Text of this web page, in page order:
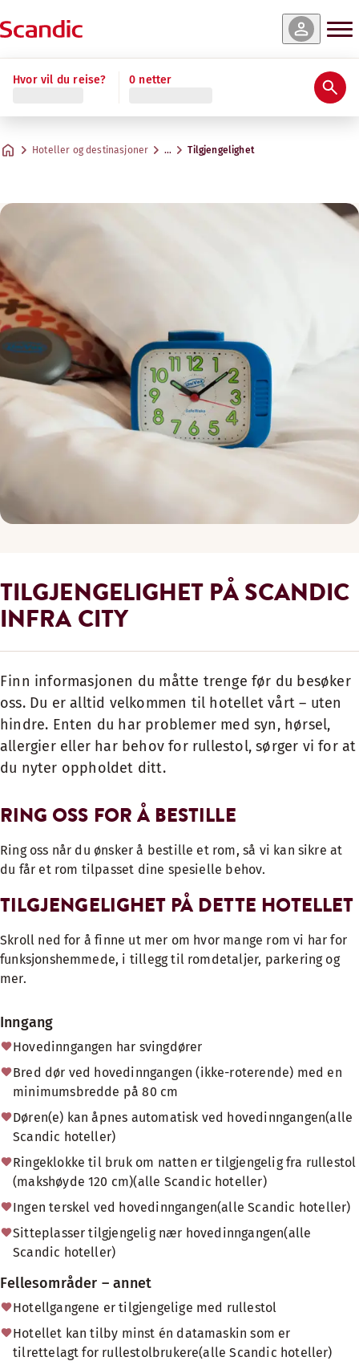
Hvor vil du reise? 0 netter
Hoteller og destinasjoner … Tilgjengelighet
TILGJENGELIGHET PÅ SCANDIC
INFRA CITY
Finn informasjonen du måtte trenge før du besøker
oss. Du er alltid velkommen til hotellet vårt – uten
hindre. Enten du har problemer med syn, hørsel,
allergier eller har behov for rullestol, sørger vi for at
du nyter oppholdet ditt.
RING OSS FOR Å BESTILLE
Ring oss når du ønsker å bestille et rom, så vi kan sikre at
du får et rom tilpasset dine spesielle behov.
TILGJENGELIGHET PÅ DETTE HOTELLET
Skroll ned for å finne ut mer om hvor mange rom vi har for
funksjonshemmede, i tillegg til romdetaljer, parkering og
mer.
Inngang
Hovedinngangen har svingdører
Bred dør ved hovedinngangen (ikke-roterende) med en
minimumsbredde på 80 cm
Døren(e) kan åpnes automatisk ved hovedinngangen(alle
Scandic hoteller)
Ringeklokke til bruk om natten er tilgjengelig fra rullestol
(makshøyde 120 cm)(alle Scandic hoteller)
Ingen terskel ved hovedinngangen(alle Scandic hoteller)
Sitteplasser tilgjengelig nær hovedinngangen(alle
Scandic hoteller)
Fellesområder – annet
Hotellgangene er tilgjengelige med rullestol
Hotellet kan tilby minst én datamaskin som er
tilrettelagt for rullestolbrukere(alle Scandic hoteller)